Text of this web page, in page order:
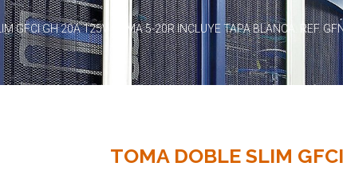
GFCI GH 20A 125V NEMA 5-20R INCLUYE TAPA BLANCA. REF.
TOMA DOBLE SLIM